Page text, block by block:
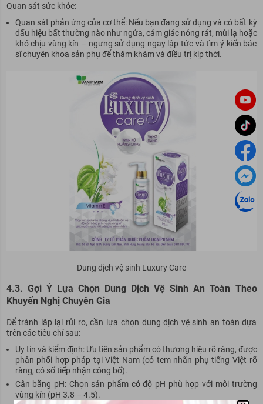
Quan sát sức khỏe:
Quan sát phản ứng của cơ thể: Nếu bạn đang sử dụng và có bất kỳ
dấu hiệu bất thường nào như ngứa, cảm giác nóng rát, mùi lạ hoặc
khó chịu vùng kín – ngưng sử dụng ngay lập tức và tìm ý kiến bác
sĩ chuyên khoa sản phụ để thăm khám và điều trị kịp thời.
Dung dịch vệ sinh Luxury Care
4.3. Gợi Ý Lựa Chọn Dung Dịch Vệ Sinh An Toàn Theo
Khuyến Nghị Chuyên Gia
Để tránh lặp lại rủi ro, cần lựa chọn dung dịch vệ sinh an toàn dựa
trên các tiêu chí sau:
Uy tín và kiểm định: Ưu tiên sản phẩm có thương hiệu rõ ràng, được
phân phối hợp pháp tại Việt Nam (có tem nhãn phụ tiếng Việt rõ
ràng, có số tiếp nhận công bố).
Cân bằng pH: Chọn sản phẩm có độ pH phù hợp với môi trường
vùng kín (pH 3.8 – 4.5).